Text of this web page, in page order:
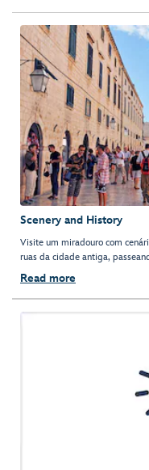
Scenery and History
Visite um miradouro com
ruas da cidade antiga,
Read more